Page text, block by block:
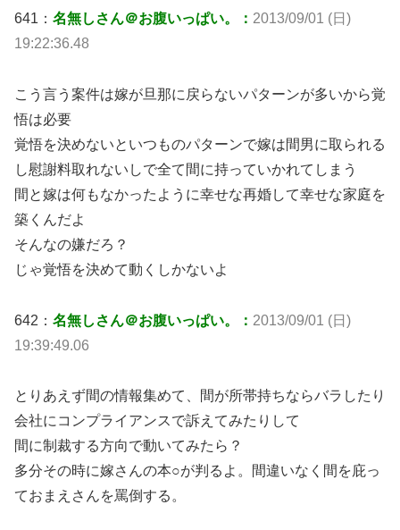
641： 名無しさん＠お腹いっぱい。： 2013/09/01 (日)
19:22:36.48
こう言う案件は嫁が旦那に戻らないパターンが多いから覚
悟は必要
覚悟を決めないといつものパターンで嫁は間男に取られる
し慰謝料取れないしで全て間に持っていかれてしまう
間と嫁は何もなかったように幸せな再婚して幸せな家庭を
築くんだよ
そんなの嫌だろ？
じゃ覚悟を決めて動くしかないよ
642： 名無しさん＠お腹いっぱい。： 2013/09/01 (日)
19:39:49.06
とりあえず間の情報集めて、間が所帯持ちならバラしたり
会社にコンプライアンスで訴えてみたりして
間に制裁する方向で動いてみたら？
多分その時に嫁さんの本○が判るよ。間違いなく間を庇っ
ておまえさんを罵倒する。